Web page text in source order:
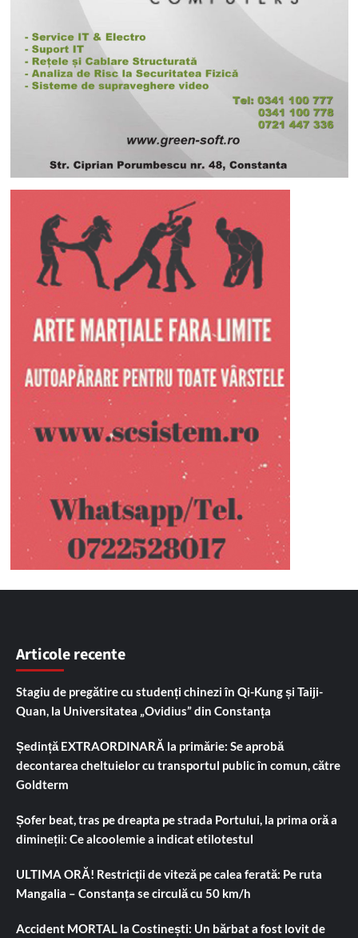
Articole recente
Stagiu de pregătire cu studenți chinezi în Qi-Kung și Taiji-
Quan, la Universitatea „Ovidius” din Constanța
Ședință EXTRAORDINARĂ la primărie: Se aprobă
decontarea cheltuielor cu transportul public în comun, către
Goldterm
Șofer beat, tras pe dreapta pe strada Portului, la prima oră a
dimineții: Ce alcoolemie a indicat etilotestul
ULTIMA ORĂ! Restricții de viteză pe calea ferată: Pe ruta
Mangalia – Constanța se circulă cu 50 km/h
Accident MORTAL la Costinești: Un bărbat a fost lovit de